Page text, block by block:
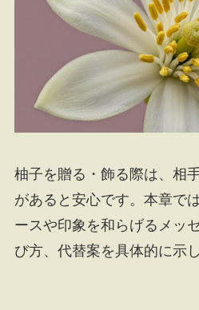
柚子を贈る・飾る際は、相
があると安心です。本章で
ースや印象を和らげるメッ
び方、代替案を具体的に示し